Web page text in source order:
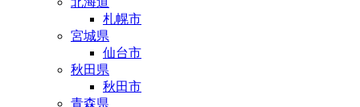
札幌市
宮城県
仙台市
秋田県
秋田市
青森県